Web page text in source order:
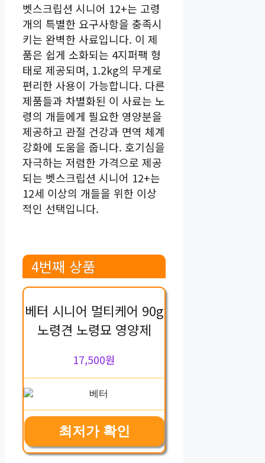
벳스크립션 시니어 12+는 고령
개의 특별한 요구사항을 충족시
키는 완벽한 사료입니다. 이 제
품은 쉽게 소화되는 4지퍼팩 형
태로 제공되며, 1.2kg의 무게로
편리한 사용이 가능합니다. 다른
제품들과 차별화된 이 사료는 노
령의 개들에게 필요한 영양분을
제공하고 관절 건강과 면역 체계
강화에 도움을 줍니다. 호기심을
자극하는 저렴한 가격으로 제공
되는 벳스크립션 시니어 12+는
12세 이상의 개들을 위한 이상
적인 선택입니다.
4번째 상품
베터 시니어 멀티케어 90g
노령견 노령묘 영양제
17,500원
최저가 확인